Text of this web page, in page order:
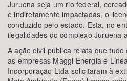
Juruena seja um rio federal,
e indiretamente impactadas, o
conduzido pelo estado. Esta, no
ilegalidades do complexo Juruena
A ação civil pública relata que
as empresas Maggi Energia e
Incorporação Ltda solicitaram à